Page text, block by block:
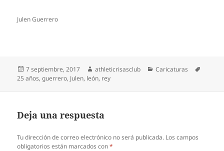
Julen Guerrero
Publicado
el
7 septiembre, 2017 Autor
athleticrisasclub Categorías
Caricaturas
25 años,guerrero, Julen, león, rey
Deja una respuesta
Tu dirección de correo electrónico no será publicada. Los campos
obligatorios están marcados con*